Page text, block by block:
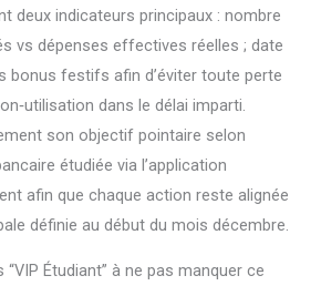
deux indicateurs principaux : nombre
vs dépenses effectives réelles ; date
bonus festifs afin d’éviter toute perte
dans le délai imparti.
son objectif pointaire selon
étudiée via l’application
afin que chaque action reste alignée
définie au début du mois décembre.
Étudiant” à ne pas manquer ce